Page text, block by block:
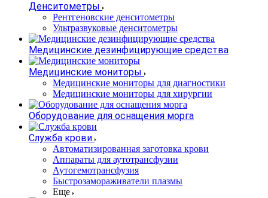
Денситометры
Рентгеновские денситометры
Ультразвуковые денситометры
Медицинские дезинфицирующие средства
Медицинские мониторы
Медицинские мониторы для диагностики
Медицинские мониторы для хирургии
Оборудование для оснащения морга
Служба крови
Автоматизированная заготовка крови
Аппараты для аутотрансфузии
Аутогемотрансфузия
Быстрозамораживатели плазмы
Еще